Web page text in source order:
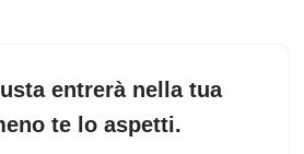
entrerà nella tua
te lo aspetti.